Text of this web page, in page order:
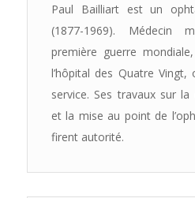
Paul Bailliart est un
(1877-1969). Médecin
première guerre
l’hôpital des Quatre
service. Ses travaux sur
et la mise au point de
firent autorité.